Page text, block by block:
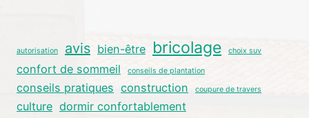
autorisation avis bien-être bricolage choix suv
confort de sommeil conseils de plantation
conseils pratiques construction coupure de travers
culture dormir confortablement